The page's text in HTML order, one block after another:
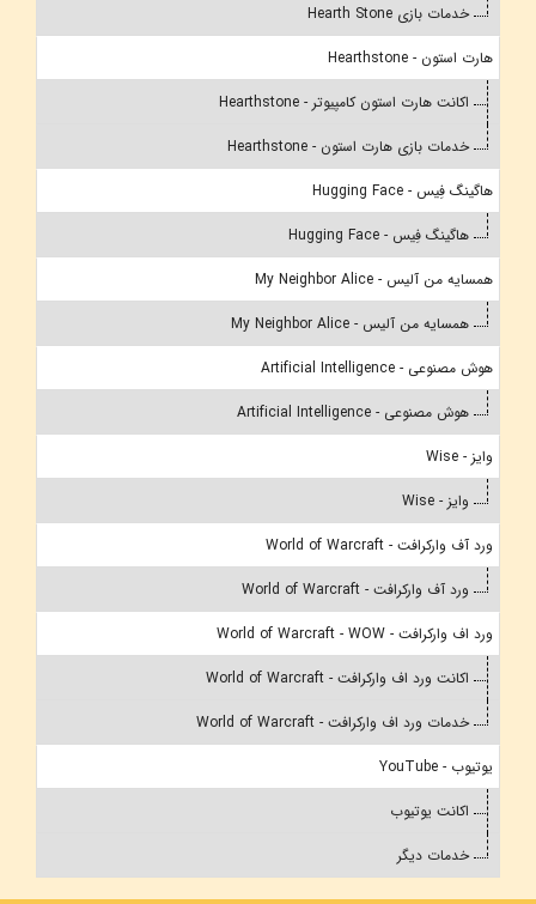
خدمات بازی Hearth Stone
هارت استون - Hearthstone
اکانت هارت استون کامپیوتر - Hearthstone
خدمات بازی هارت استون - Hearthstone
هاگینگ فِیس - Hugging Face
هاگینگ فِیس - Hugging Face
همسایه من آلیس - My Neighbor Alice
همسایه من آلیس - My Neighbor Alice
هوش مصنوعی - Artificial Intelligence
هوش مصنوعی - Artificial Intelligence
وایز - Wise
وایز - Wise
ورد آف وارکرافت - World of Warcraft
ورد آف وارکرافت - World of Warcraft
ورد اف وارکرافت - World of Warcraft - WOW
اکانت ورد اف وارکرافت - World of Warcraft
خدمات ورد اف وارکرافت - World of Warcraft
یوتیوب - YouTube
اکانت یوتیوب
خدمات دیگر